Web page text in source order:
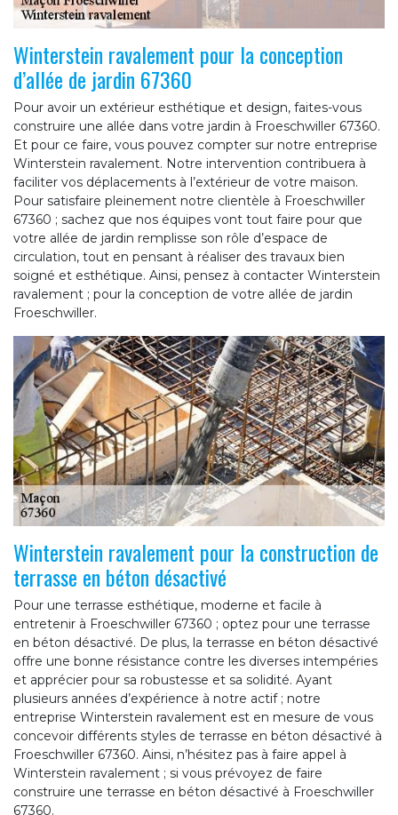
Winterstein ravalement pour la conception
d’allée de jardin 67360
Pour avoir un extérieur esthétique et design, faites-vous
construire une allée dans votre jardin à Froeschwiller 67360.
Et pour ce faire, vous pouvez compter sur notre entreprise
Winterstein ravalement. Notre intervention contribuera à
faciliter vos déplacements à l’extérieur de votre maison.
Pour satisfaire pleinement notre clientèle à Froeschwiller
67360 ; sachez que nos équipes vont tout faire pour que
votre allée de jardin remplisse son rôle d’espace de
circulation, tout en pensant à réaliser des travaux bien
soigné et esthétique. Ainsi, pensez à contacter Winterstein
ravalement ; pour la conception de votre allée de jardin
Froeschwiller.
Winterstein ravalement pour la construction de
terrasse en béton désactivé
Pour une terrasse esthétique, moderne et facile à
entretenir à Froeschwiller 67360 ; optez pour une terrasse
en béton désactivé. De plus, la terrasse en béton désactivé
offre une bonne résistance contre les diverses intempéries
et apprécier pour sa robustesse et sa solidité. Ayant
plusieurs années d’expérience à notre actif ; notre
entreprise Winterstein ravalement est en mesure de vous
concevoir différents styles de terrasse en béton désactivé à
Froeschwiller 67360. Ainsi, n’hésitez pas à faire appel à
Winterstein ravalement ; si vous prévoyez de faire
construire une terrasse en béton désactivé à Froeschwiller
67360.